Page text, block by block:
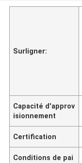
Surligner:
Capacité d'approv
isionnement
Certification
Conditions de pai